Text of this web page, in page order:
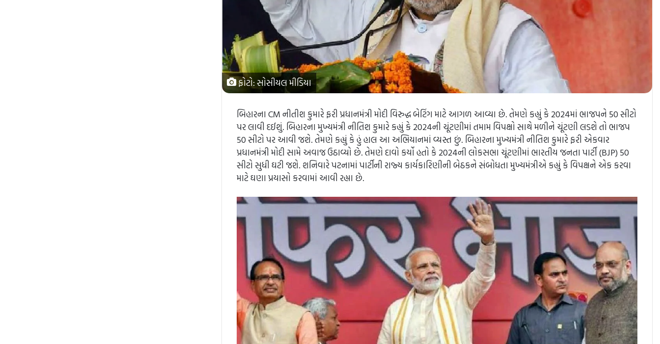
ફોટો: સોસીયલ મીડિયા
બિહારના CM નીતીશ કુમારે ફરી પ્રધાનમંત્રી મોદી વિરુદ્ધ બેટિંગ માટે આગળ આવ્યા છે. તેમણે કહ્યું કે 2024માં ભાજપને 50 સીટો
પર લાવી દઈશું. બિહારના મુખ્યમંત્રી નીતિશ કુમારે કહ્યું કે 2024ની ચૂંટણીમાં તમામ વિપક્ષો સાથે મળીને ચૂંટણી લડશે તો ભાજપ
50 સીટો પર આવી જશે. તેમણે કહ્યું કે હું હાલ આ અભિયાનમાં વ્યસ્ત છું. બિહારના મુખ્યમંત્રી નીતિશ કુમારે ફરી એકવાર
પ્રધાનમંત્રી મોદી સામે અવાજ ઉઠાવ્યો છે. તેમણે દાવો કર્યો હતો કે 2024ની લોકસભા ચૂંટણીમાં ભારતીય જનતા પાર્ટી (BJP) 50
સીટો સુધી ઘટી જશે. શનિવારે પટનામાં પાર્ટીની રાજ્ય કાર્યકારિણીની બેઠકને સંબોધતા મુખ્યમંત્રીએ કહ્યું કે વિપક્ષને એક કરવા
માટે ઘણા પ્રયાસો કરવામાં આવી રહ્યા છે.